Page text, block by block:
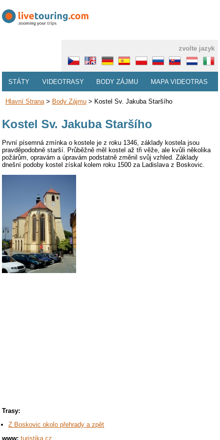
zvolte jazyk
STÁTY VIDEOTRASY BODY ZÁJMU MAPA VIDEOTRAS
Hlavní Strana> Body Zájmu> Kostel Sv. Jakuba Staršího
Kostel Sv. Jakuba Staršího
První písemná zmínka o kostele je z roku 1346, základy kostela jsou
pravděpodobně starší. Průběžně měl kostel až tři věže, ale kvůli několika
požárům, opravám a úpravám podstatně změnil svůj vzhled. Základy
dnešní podoby kostel získal kolem roku 1500 za Ladislava z Boskovic.
Trasy:
Z Boskovic okolo přehrady a zpět
www: turistika.cz